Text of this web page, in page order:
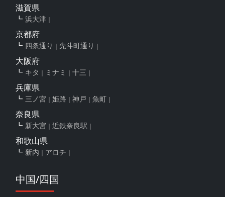
滋賀県
浜大津
京都府
四条通り 先斗町通り
大阪府
キタ ミナミ 十三
兵庫県
三ノ宮 姫路 神戸 魚町
奈良県
新大宮 近鉄奈良駅
和歌山県
新内 アロチ
中国/四国